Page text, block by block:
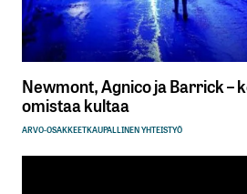
Newmont, Agnico ja Barrick –
omistaa kultaa
ARVO-OSAKKEETKAUPALLINEN YHTEISTYÖ